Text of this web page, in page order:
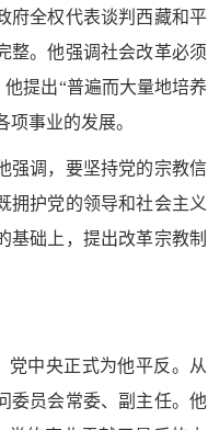
府全权代表谈判西藏和平
整。他强调社会改革必须
提出“普遍而大量地培养
事业的发展。
强调，要坚持党的宗教信
拥护党的领导和社会主义
基础上，提出改革宗教制
党中央正式为他平反。从
委员会常委、副主任。他